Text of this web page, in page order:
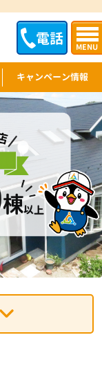
電話 MENU
キャンペーン情報